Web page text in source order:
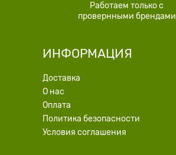
Работаем только с
провернными брендами
ИНФОРМАЦИЯ
Доставка
О нас
Оплата
Политика безопасности
Условия соглашения